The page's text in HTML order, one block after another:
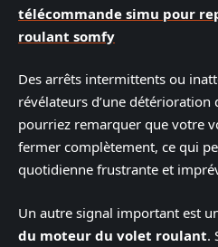
télécommande simu pour
roulant somfy
Des arrêts intermittents ou
révélateurs d’une détérioration
pourriez remarquer que votre
fermer complètement, ce qui
quotidienne frustrante et
Un autre signal important est
du moteur du volet roulant.